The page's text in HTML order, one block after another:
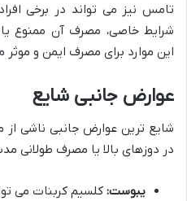
تامس نیز می تواند در برخی
شرایط خاصی، مصرف آن ممنوع یا
این موارد برای مصرف ایمن و
عوارض جانبی شایع
شایع ترین عوارض جانبی ناشی
در دوزهای بالا یا مصرف طولانی
یبوست: کلسیم کربنات می